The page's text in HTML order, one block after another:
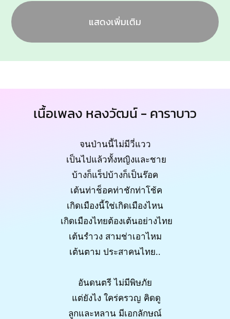
แสดงเพิ่มเติม
เนื้อเพลง หลงวัฒน์ - คาราบาว
จนป่านนี้ไม่มีวี่แวว
เป็นไปแล้วทั้งหญิงและชาย
บ้างก็แร็ปบ้างก็เป็นร๊อค
เต้นท่าช็อคท่าชักท่าโช้ค
เกิดเมืองนี้ใช่เกิดเมืองไหน
เกิดเมืองไทยต้องเต้นอย่างไทย
เต้นรำวง สามช่าเอาไหม
เต้นตาม ประสาคนไทย..
อันดนตรี ไม่มีพิษภัย
แต่ยังไง ใคร่ครวญ คิดดู
ลูกและหลาน มีเอกลักษณ์